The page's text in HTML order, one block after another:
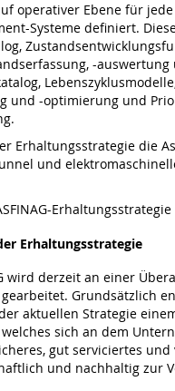
operativer Ebene für jede
Systeme definiert.
-auswertung
und -optimierung und
Erhaltungsstrategie die
und
Erhaltungsstrategie
Erhaltungsstrategie
wird derzeit an einer
Grundsätzlich
aktuellen Strategie
sich an dem
gut serviciertes
und nachhaltig zur